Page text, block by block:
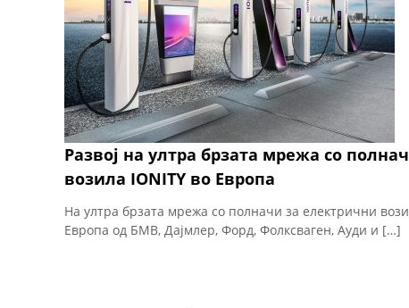
Развој на ултра брзата мрежа со
возила IONITY во Европа
На ултра брзата мрежа со полначи за електрични
Европа од БМВ, Дајмлер, Форд, Фолксваген, Ауди и […]